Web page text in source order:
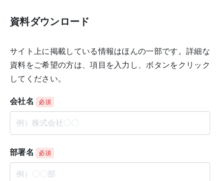
資料ダウンロード
サイト上に掲載している情報はほんの一部です。詳細な
資料をご希望の方は、項目を入力し、ボタンをクリック
してください。
会社名 必須
部署名 必須